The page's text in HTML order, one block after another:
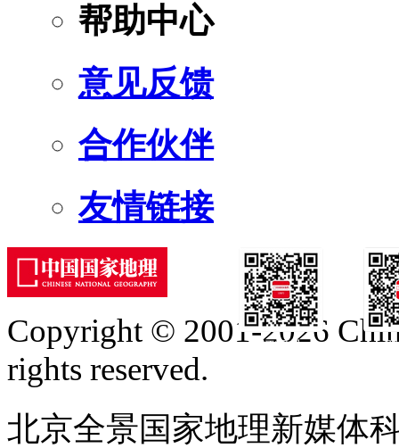
帮助中心
意见反馈
合作伙伴
友情链接
订阅号
Copyright © 2001-2026
rights reserved.
北京全景国家地理新媒体